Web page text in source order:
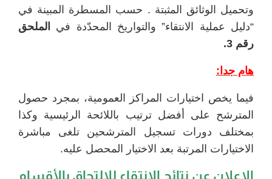
وتحميل الوثائق المثبتة . حسب المسطرة المبينة في
“دليل عملية الانتقاء” والتواريخ المحدّدة في الملحق
رقم 3.
هام جدا:
فيما يخص اختيارات المراكز العمومية، بمجرد حصول
المترشح على أفضل ترتيب باللائحة الرئيسية وكذا
بمختلف دورات تسجيل المترشحين تلغى مباشرة
الاختيارات المرتبة بعد الاختيار المحصل عليه.
الإعلان عن نتائج الانتقاء للالتحاق بالأقسام